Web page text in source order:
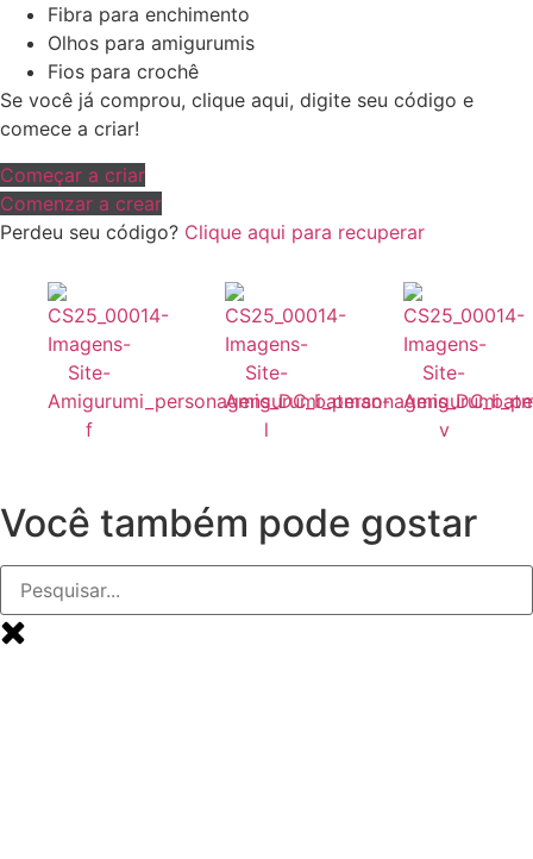
Fibra para enchimento
Olhos para amigurumis
Fios para crochê
Se você já comprou, clique aqui, digite seu código e
comece a criar​!
Começar a criar
Comenzar a crear
Perdeu seu código? Clique aqui para recuperar
Você também pode gostar